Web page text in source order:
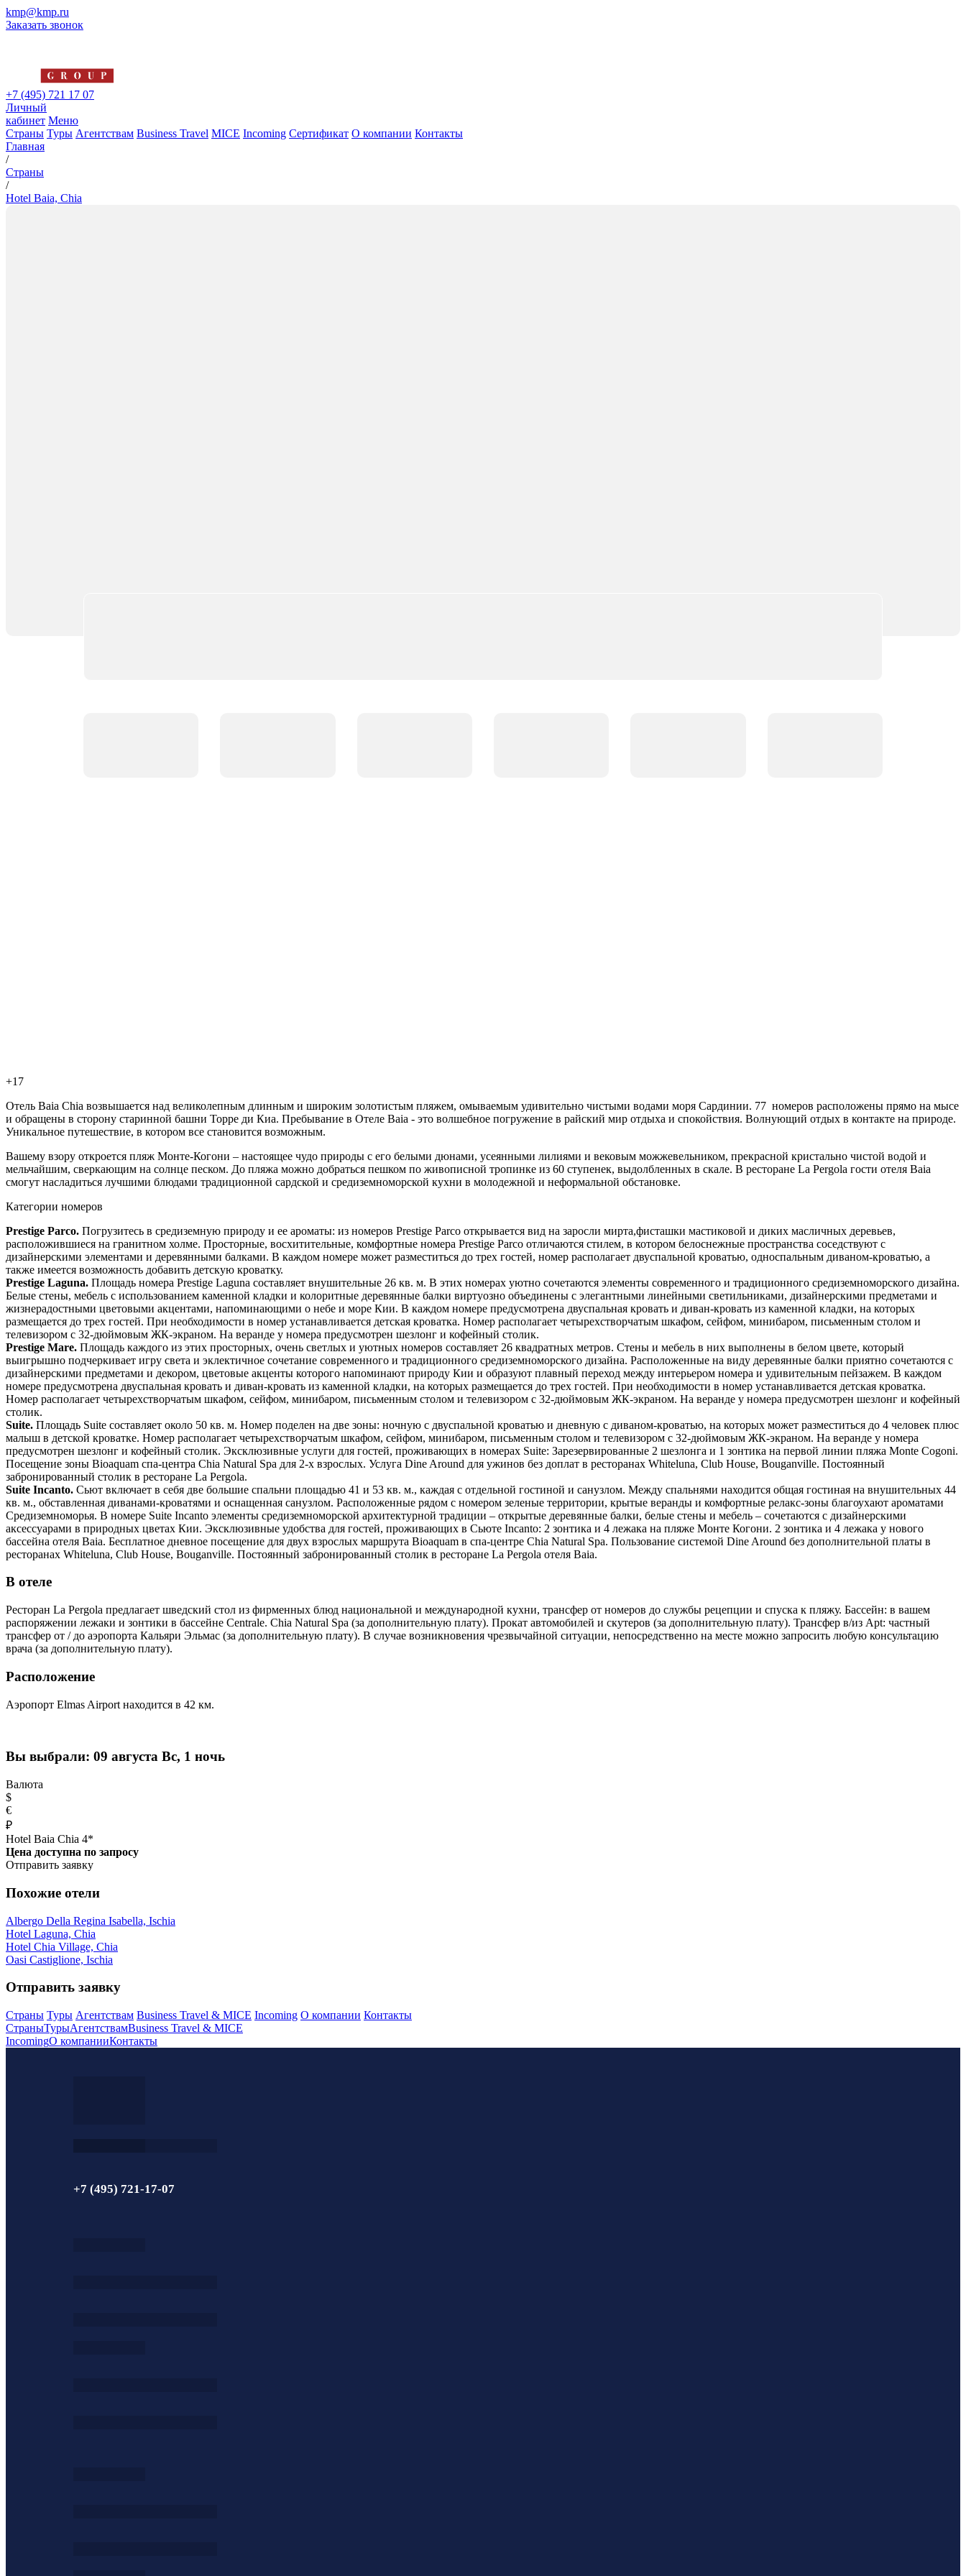
kmp@kmp.ru
Заказать звонок
+7 (495) 721 17 07
Личный
кабинет Меню
Страны Туры Агентствам Business Travel MICE Incoming Сертификат О компании Контакты
Главная
/
Страны
/
Hotel Baia, Chia
+17
Отель Baia Chia возвышается над великолепным длинным и широким золотистым пляжем, омываемым удивительно чистыми водами моря Сардинии. 77 номеров расположены прямо на мысе
и обращены в сторону старинной башни Торре ди Киа. Пребывание в Отеле Baia - это волшебное погружение в райский мир отдыха и спокойствия. Волнующий отдых в контакте на природе.
Уникальное путешествие, в котором все становится возможным.
Вашему взору откроется пляж Монте-Когони – настоящее чудо природы с его белыми дюнами, усеянными лилиями и вековым можжевельником, прекрасной кристально чистой водой и
мельчайшим, сверкающим на солнце песком. До пляжа можно добраться пешком пo живописнoй тропинкe из 60 ступенек, выдолбленных в скале. В ресторане La Pergola гости отеля Baia
смогут насладиться лучшими блюдами традиционной сардской и средиземноморской кухни в молодежной и неформальной обстановке.
Категории номеров
Prestige Parco. Погрузитесь в средиземную природу и ее ароматы: из номеров Prestige Parco открывается вид на заросли мирта,фисташки мастиковой и диких масличных деревьев,
расположившиеся на гранитном холме. Просторные, восхитительные, комфортные номера Prestige Parco отличаются стилем, в котором белоснежные пространства соседствуют с
дизайнерскими элементами и деревянными балками. В каждом номере может разместиться до трех гостей, номер располагает двуспальной кроватью, односпальным диваном-кроватью, а
также имеется возможность добавить детскую кроватку.
Prestige Laguna. Площадь номера Prestige Laguna составляет внушительные 26 кв. м. В этих номерах уютно сочетаются элементы современного и традиционного средиземноморского дизайна.
Белые стены, мебель с использованием каменной кладки и колоритные деревянные балки виртуозно объединены с элегантными линейными светильниками, дизайнерскими предметами и
жизнерадостными цветовыми акцентами, напоминающими о небе и море Кии. В каждом номере предусмотрена двуспальная кровать и диван-кровать из каменной кладки, на которых
размещается до трех гостей. При необходимости в номер устанавливается детская кроватка. Номер располагает четырехстворчатым шкафом, сейфом, минибаром, письменным столом и
телевизором с 32-дюймовым ЖК-экраном. На веранде у номера предусмотрен шезлонг и кофейный столик.
Prestige Mare. Площадь каждого из этих просторных, очень светлых и уютных номеров составляет 26 квадратных метров. Стены и мебель в них выполнены в белом цвете, который
выигрышно подчеркивает игру света и эклектичное сочетание современного и традиционного средиземноморского дизайна. Расположенные на виду деревянные балки приятно сочетаются с
дизайнерскими предметами и декором, цветовые акценты которого напоминают природу Кии и образуют плавный переход между интерьером номера и удивительным пейзажем. В каждом
номере предусмотрена двуспальная кровать и диван-кровать из каменной кладки, на которых размещается до трех гостей. При необходимости в номер устанавливается детская кроватка.
Номер располагает четырехстворчатым шкафом, сейфом, минибаром, письменным столом и телевизором с 32-дюймовым ЖК-экраном. На веранде у номера предусмотрен шезлонг и кофейный
столик.
Suite. Площадь Suite составляет около 50 кв. м. Номер поделен на две зоны: ночную с двуспальной кроватью и дневную с диваном-кроватью, на которых может разместиться до 4 человек плюс
малыш в детской кроватке. Номер располагает четырехстворчатым шкафом, сейфом, минибаром, письменным столом и телевизором с 32-дюймовым ЖК-экраном. На веранде у номера
предусмотрен шезлонг и кофейный столик. Эксклюзивные услуги для гостей, проживающих в номерах Suite: Зарезервированные 2 шезлонга и 1 зонтика на первой линии пляжа Monte Cogoni.
Посещение зоны Bioaquam спа-центра Chia Natural Spa для 2-х взрослых. Услуга Dine Around для ужинов без доплат в ресторанах Whiteluna, Club House, Bouganville. Постоянный
забронированный столик в ресторане La Pergola.
Suite Incanto. Сьют включает в себя две большие спальни площадью 41 и 53 кв. м., каждая с отдельной гостиной и санузлом. Между спальнями находится общая гостиная на внушительных 44
кв. м., обставленная диванами-кроватями и оснащенная санузлом. Расположенные рядом с номером зеленые территории, крытые веранды и комфортные релакс-зоны благоухают ароматами
Средиземноморья. В номере Suite Incanto элементы средиземноморской архитектурной традиции – открытые деревянные балки, белые стены и мебель – сочетаются с дизайнерскими
аксессуарами в природных цветах Кии. Эксклюзивные удобства для гостей, проживающих в Сьюте Incanto: 2 зонтика и 4 лежака на пляже Монте Когони. 2 зонтика и 4 лежака у нового
бассейна отеля Baia. Бесплатное дневное посещение для двух взрослых маршрута Bioaquam в спа-центре Chia Natural Spa. Пользование системой Dine Around без дополнительной платы в
ресторанах Whiteluna, Club House, Bouganville. Постоянный забронированный столик в ресторане La Pergola отеля Baia.
В отеле
Ресторан La Pergola предлагает шведский стол из фирменных блюд национальной и международной кухни, трансфер от номеров до службы рецепции и спуска к пляжу. Бассейн: в вашем
распоряжении лежаки и зонтики в бассейне Centrale. Chia Natural Spa (за дополнительную плату). Прокат автомобилей и скутеров (за дополнительную плату). Трансфер в/из Apt: частный
трансфер от / до аэропорта Кальяри Эльмас (за дополнительную плату). В случае возникновения чрезвычайной ситуации, непосредственно на месте можно запросить любую консультацию
врача (за дополнительную плату).
Расположение
Аэропорт Elmas Airport находится в 42 км.
Вы выбрали: 09 августа Вс, 1 ночь
Валюта
$
€
₽
Hotel Baia Chia 4*
Цена доступна по запросу
Отправить заявку
Похожие отели
Albergo Della Regina Isabella, Ischia
Hotel Laguna, Chia
Hotel Chia Village, Chia
Oasi Castiglione, Ischia
Отправить заявку
Страны Туры Агентствам Business Travel & MICE Incoming О компании Контакты
СтраныТурыАгентствамBusiness Travel & MICE
IncomingО компанииКонтакты
+7 (495) 721-17-07